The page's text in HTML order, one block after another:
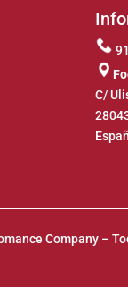
C/
Company –